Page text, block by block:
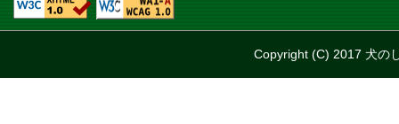
Copyright (C) 2017 犬の